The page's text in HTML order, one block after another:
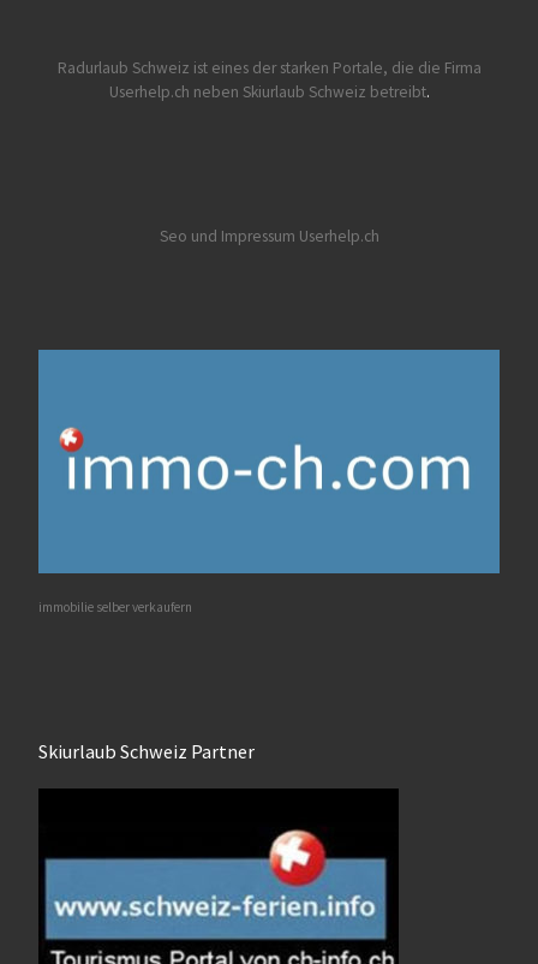
Radurlaub Schweiz ist eines der starken Portale, die die Firma
Userhelp.ch neben Skiurlaub Schweiz betreibt.
Seo und Impressum Userhelp.ch
immobilie selber verkaufern
Skiurlaub Schweiz Partner